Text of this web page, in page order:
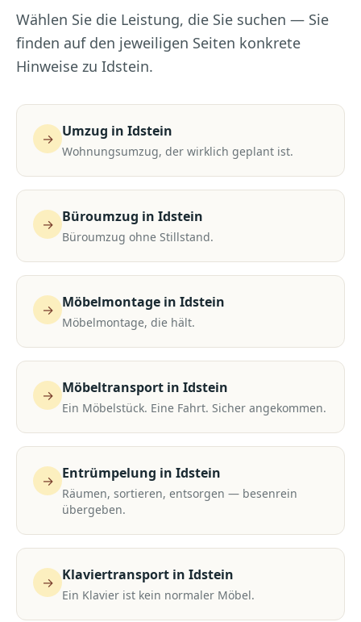
Wählen Sie die Leistung, die Sie suchen — Sie
finden auf den jeweiligen Seiten konkrete
Hinweise zu Idstein.
→ Umzug in Idstein
Wohnungsumzug, der wirklich geplant ist.
→ Büroumzug in Idstein
Büroumzug ohne Stillstand.
→ Möbelmontage in Idstein
Möbelmontage, die hält.
→ Möbeltransport in Idstein
Ein Möbelstück. Eine Fahrt. Sicher angekommen.
→ Entrümpelung in Idstein
Räumen, sortieren, entsorgen — besenrein
übergeben.
→ Klaviertransport in Idstein
Ein Klavier ist kein normaler Möbel.